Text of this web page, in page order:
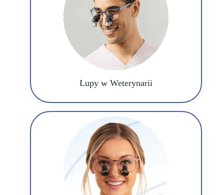
Lupy w Weterynarii